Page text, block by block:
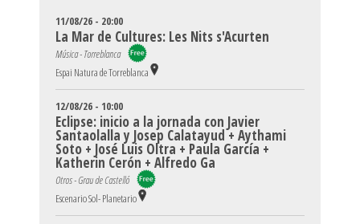
11/08/26 - 20:00
La Mar de Cultures: Les Nits s'Acurten
Música - Torreblanca
Espai Natura de Torreblanca
12/08/26 - 10:00
Eclipse: inicio a la jornada con Javier
Santaolalla y Josep Calatayud + Aythami
Soto + José Luis Oltra + Paula García +
Katherin Cerón + Alfredo Ga
Otros - Grau de Castelló
Escenario Sol- Planetario